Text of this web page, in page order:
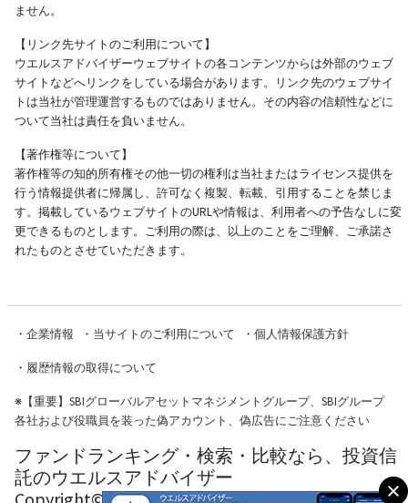
ません。
【リンク先サイトのご利用について】
ウエルスアドバイザーウェブサイトの各コンテンツからは外部のウェブ
サイトなどへリンクをしている場合があります。リンク先のウェブサイ
トは当社が管理運営するものではありません。その内容の信頼性などに
ついて当社は責任を負いません。
【著作権等について】
著作権等の知的所有権その他一切の権利は当社またはライセンス提供を
行う情報提供者に帰属し、許可なく複製、転載、引用することを禁じま
す。掲載しているウェブサイトのURLや情報は、利用者への予告なしに変
更できるものとします。ご利用の際は、以上のことをご理解、ご承諾さ
れたものとさせていただきます。
・ 企業情報 ・ 当サイトのご利用について ・ 個人情報保護方針
・ 履歴情報の取得について
※【重要】SBIグローバルアセットマネジメントグループ、SBIグループ
各社および役職員を装った偽アカウント、偽広告にご注意ください
ファンドランキング・検索・比較なら、投資信
託のウエルスアドバイザー